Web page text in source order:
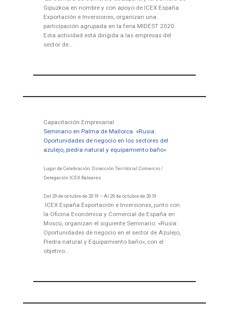
Gipuzkoa en nombre y con apoyo de ICEX España
Exportación e Inversiones, organizan una
participación agrupada en la feria MIDEST 2020.
Esta actividad está dirigida a las empresas del
sector de…
Capacitación Empresarial
Seminario en Palma de Mallorca. «Rusia:
Oportunidades de negocio en los sectores del
azulejo, piedra natural y equipamiento baño»
Lugar de Celebración: Dirección Territorial Comercio /
Delegación ICEX Baleares
Del 29 de octubre de 2019 – Al 29 de octubre de 2019
ICEX España Exportación e Inversiones, junto con
la Oficina Económica y Comercial de España en
Moscú, organizan el siguiente Seminario: «Rusia:
Oportunidades de negocio en el sector de Azulejo,
Piedra natural y Equipamiento baño», con el
objetivo…